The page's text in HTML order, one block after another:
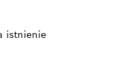
istnienie